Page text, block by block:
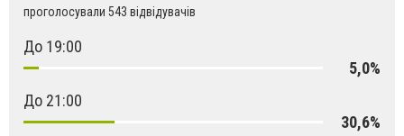
проголосували 543 відвідувачів
До 19:00
5,0%
До 21:00
30,6%